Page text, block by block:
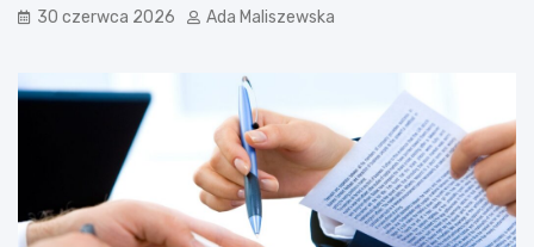
30 czerwca 2026 Ada Maliszewska